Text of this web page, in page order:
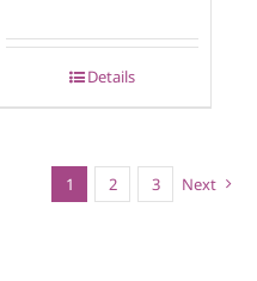
Details
1 2 3 Next